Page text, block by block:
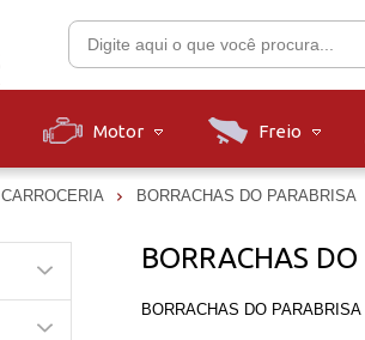
Motor Freio
CARROCERIA BORRACHAS DO PARABRISA
BORRACHAS
BORRACHAS DO PARABRISA